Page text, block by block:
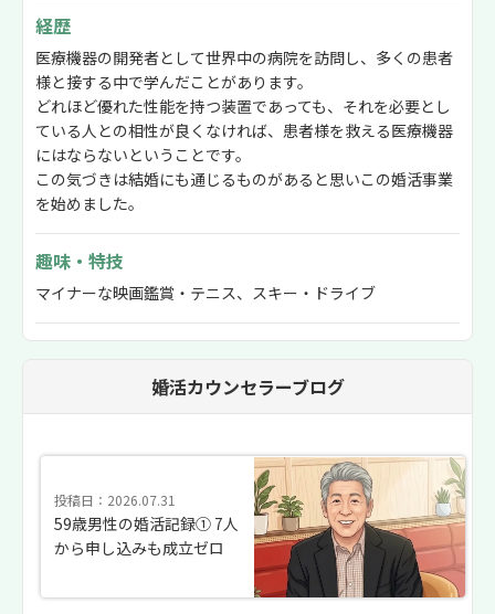
経歴
医療機器の開発者として世界中の病院を訪問し、多くの患者
様と接する中で学んだことがあります。
どれほど優れた性能を持つ装置であっても、それを必要とし
ている人との相性が良くなければ、患者様を救える医療機器
にはならないということです。
この気づきは結婚にも通じるものがあると思いこの婚活事業
を始めました。
趣味・特技
マイナーな映画鑑賞・テニス、スキー・ドライブ
婚活カウンセラーブログ
投稿日：2026.07.31
59歳男性の婚活記録① 7人
から申し込みも成立ゼロ